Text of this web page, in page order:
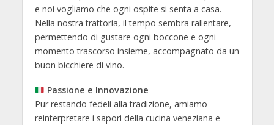
e noi vogliamo che ogni ospite si senta a casa.
Nella nostra trattoria, il tempo sembra rallentare,
permettendo di gustare ogni boccone e ogni
momento trascorso insieme, accompagnato da un
buon bicchiere di vino.
Passione e Innovazione
Pur restando fedeli alla tradizione, amiamo
reinterpretare i sapori della cucina veneziana e